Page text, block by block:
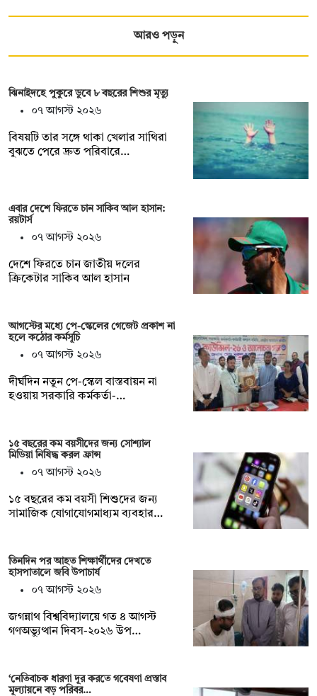
আরও পড়ুন
ঝিনাইদহে পুকুরে ডুবে ৮ বছরের শিশুর মৃত্যু
০৭ আগস্ট ২০২৬
বিষয়টি তার সঙ্গে থাকা খেলার সাথিরা
বুঝতে পেরে দ্রুত পরিবারে…
এবার দেশে ফিরতে চান সাকিব আল হাসান:
রয়টার্স
০৭ আগস্ট ২০২৬
দেশে ফিরতে চান জাতীয় দলের
ক্রিকেটার সাকিব আল হাসান
আগস্টের মধ্যে পে-স্কেলের গেজেট প্রকাশ না
হলে কঠোর কর্মসূচি
০৭ আগস্ট ২০২৬
দীর্ঘদিন নতুন পে-স্কেল বাস্তবায়ন না
হওয়ায় সরকারি কর্মকর্তা-…
১৫ বছরের কম বয়সীদের জন্য সোশ্যাল
মিডিয়া নিষিদ্ধ করল ফ্রান্স
০৭ আগস্ট ২০২৬
১৫ বছরের কম বয়সী শিশুদের জন্য
সামাজিক যোগাযোগমাধ্যম ব্যবহার…
তিনদিন পর আহত শিক্ষার্থীদের দেখতে
হাসপাতালে জবি উপাচার্য
০৭ আগস্ট ২০২৬
জগন্নাথ বিশ্ববিদ্যালয়ে গত ৪ আগস্ট
গণঅভ্যুত্থান দিবস-২০২৬ উপ…
‘নেতিবাচক ধারণা দূর করতে গবেষণা প্রস্তাব
মূল্যায়নে বড় পরিবর…